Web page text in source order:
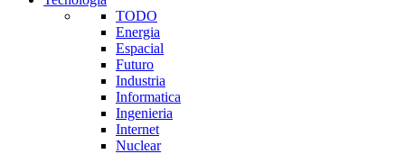
TODO
Energia
Espacial
Futuro
Industria
Informatica
Ingenieria
Internet
Nuclear